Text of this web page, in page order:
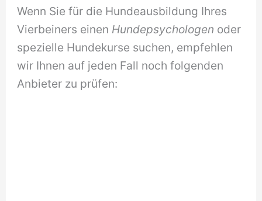
Wenn Sie für die Hundeausbildung Ihres
Vierbeiners einen Hundepsychologen oder
spezielle Hundekurse suchen, empfehlen
wir Ihnen auf jeden Fall noch folgenden
Anbieter zu prüfen: